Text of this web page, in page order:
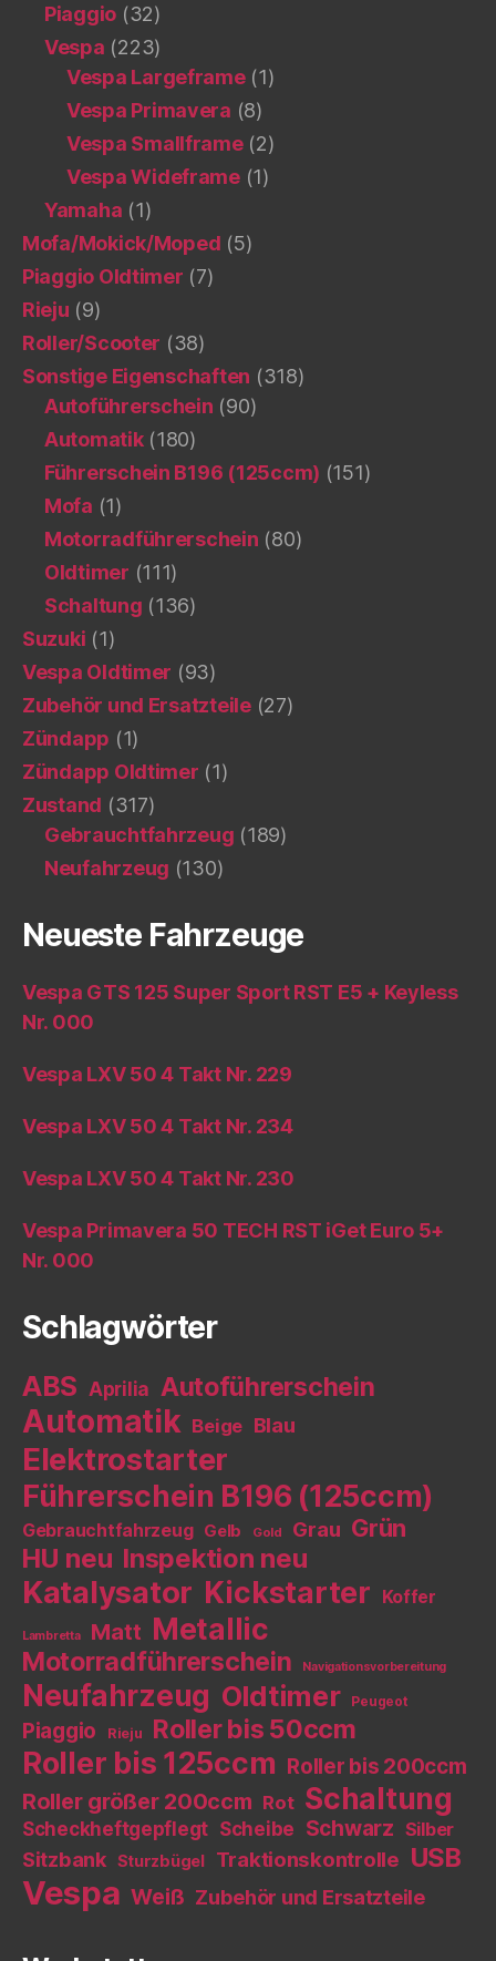
Piaggio (32)
Vespa (223)
Vespa Largeframe(1)
Vespa Primavera (8)
Vespa Smallframe(2)
Vespa Wideframe(1)
Yamaha (1)
Mofa/Mokick/Moped (5)
Piaggio Oldtimer (7)
Rieju (9)
Roller/Scooter (38)
Sonstige Eigenschaften (318)
Autoführerschein (90)
Automatik(180)
Führerschein B196 (125ccm) (151)
Mofa (1)
Motorradführerschein (80)
Oldtimer (111)
Schaltung (136)
Suzuki (1)
Vespa Oldtimer (93)
Zubehör und Ersatzteile(27)
Zündapp (1)
Zündapp Oldtimer (1)
Zustand (317)
Gebrauchtfahrzeug (189)
Neufahrzeug (130)
Neueste Fahrzeuge
Vespa GTS 125 Super Sport RST E5 + Keyless
Nr. 000
Vespa LXV 50 4 Takt Nr. 229
Vespa LXV 50 4 Takt Nr. 234
Vespa LXV 50 4 Takt Nr. 230
Vespa Primavera 50 TECH RST iGet Euro 5+
Nr. 000
Schlagwörter
ABS Aprilia Autoführerschein
Automatik Beige Blau
Elektrostarter
Führerschein B196 (125ccm)
Gebrauchtfahrzeug Gelb Gold Grau Grün
HU neu Inspektion neu
Katalysator Kickstarter Koffer
Lambretta Matt Metallic
Motorradführerschein Navigationsvorbereitung
Neufahrzeug Oldtimer Peugeot
Piaggio Rieju Roller bis 50ccm
Roller bis 125ccm Roller bis 200ccm
Roller größer 200ccm Rot Schaltung
Scheckheftgepflegt Scheibe Schwarz Silber
Sitzbank Sturzbügel Traktionskontrolle USB
Vespa Weiß Zubehör und Ersatzteile